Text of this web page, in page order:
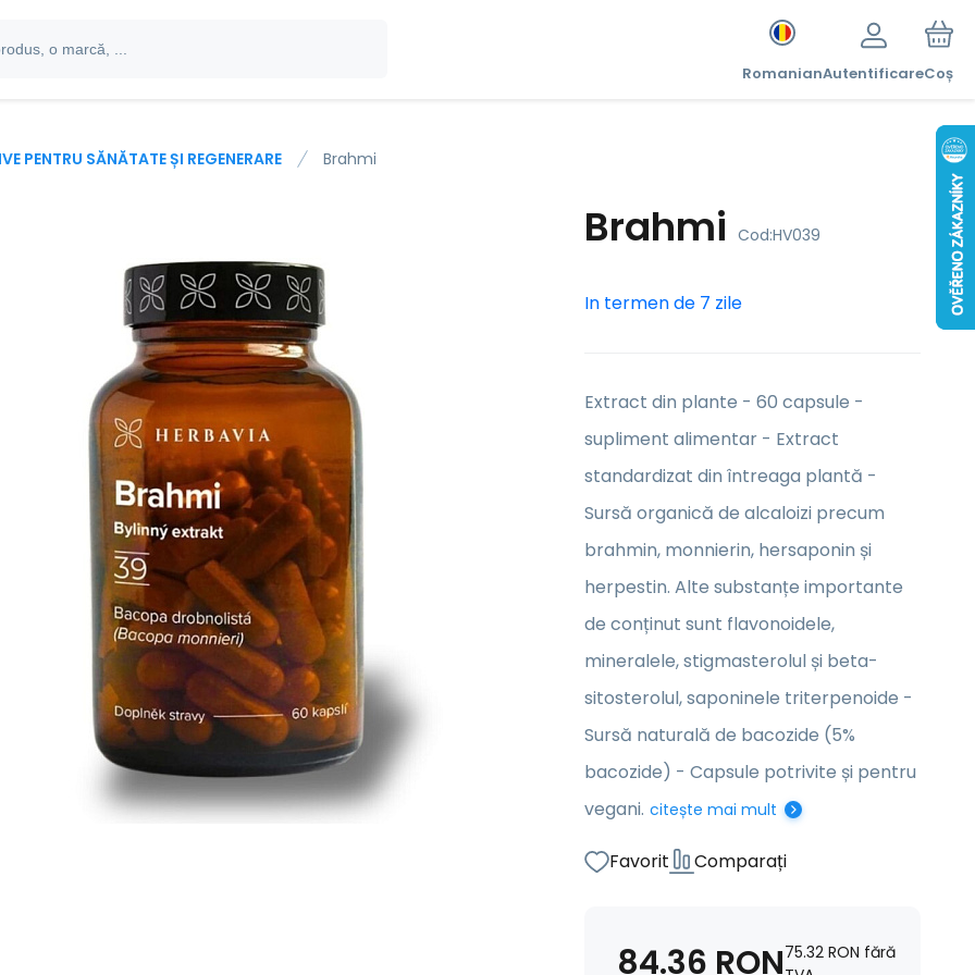
RomanianAutentificareCoș
PENTRU SĂNĂTATE ȘI REGENERARE Brahmi
Brahmi Cod:HV039
In termen de 7 zile
Extract din plante - 60 capsule -
supliment alimentar - Extract
standardizat din întreaga plantă -
Sursă organică de alcaloizi precum
brahmin, monnierin, hersaponin și
herpestin. Alte substanțe importante
de conținut sunt flavonoidele,
mineralele, stigmasterolul și beta-
sitosterolul, saponinele triterpenoide -
Sursă naturală de bacozide (5%
bacozide) - Capsule potrivite și pentru
vegani. citește mai mult
Favorit Comparați
84.36 RON75.32 RON fără